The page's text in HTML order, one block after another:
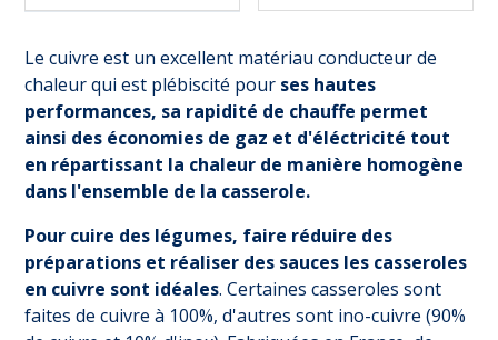
(1 avis)
Le cuivre est un excellent matériau conducteur de
chaleur qui est plébiscité pour ses hautes
performances, sa rapidité de chauffe permet
ainsi des économies de gaz et d'éléctricité tout
en répartissant la chaleur de manière homogène
dans l'ensemble de la casserole.
Pour cuire des légumes, faire réduire des
préparations et réaliser des sauces les casseroles
en cuivre sont idéales. Certaines casseroles sont
faites de cuivre à 100%, d'autres sont ino-cuivre (90%